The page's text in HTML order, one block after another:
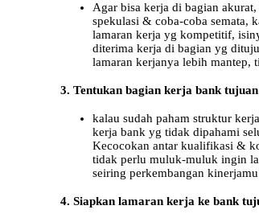
Agar bisa kerja di bagian
spekulasi & coba-coba semata,
lamaran kerja yg kompetitif,
diterima kerja di bagian yg
lamaran kerjanya lebih mantep,
3. Tentukan bagian kerja bank
kalau sudah paham struktur
kerja bank yg tidak dipahami
Kecocokan antar kualifikasi &
tidak perlu muluk-muluk ingin
seiring perkembangan
4. Siapkan lamaran kerja ke bank